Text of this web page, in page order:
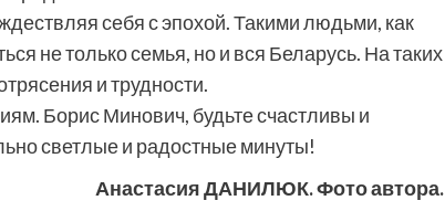
себя с эпохой. Такими людьми, как
не только семья, но и вся Беларусь. На таких
и трудности.
Борис Минович, будьте счастливы и
светлые и радостные минуты!
Анастасия ДАНИЛЮК. Фото автора.